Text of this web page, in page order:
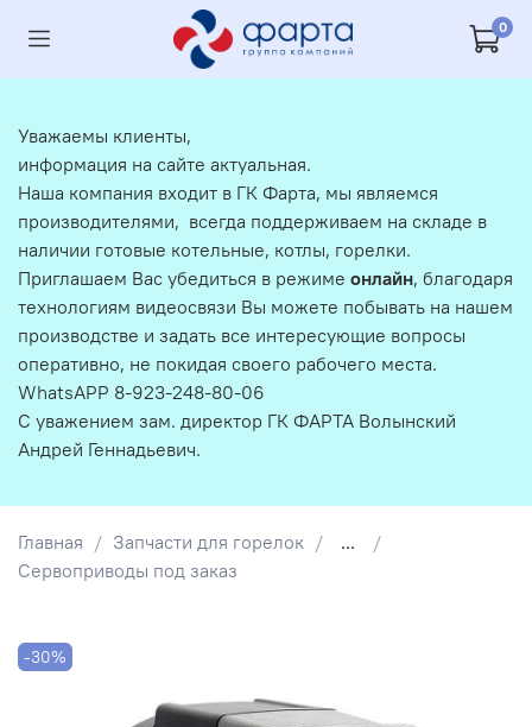
0
Главная Запчасти для горелок
...
Сервоприводы под заказ
-30%
Уважаемы клиенты,
информация на сайте актуальная.
Наша компания входит в ГК Фарта, мы являемся
производителями, всегда поддерживаем на складе в
наличии готовые котельные, котлы, горелки.
Приглашаем Вас убедиться в режиме онлайн, благодаря
технологиям видеосвязи Вы можете побывать на нашем
производстве и задать все интересующие вопросы
оперативно, не покидая своего рабочего места.
WhatsAPP 8-923-248-80-06
С уважением зам. директор ГК ФАРТА Волынский
Андрей Геннадьевич.